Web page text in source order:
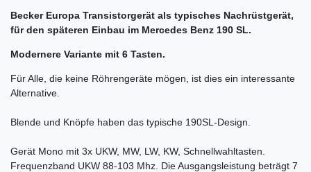
Becker Europa Transistorgerät als typisches Nachrüstgerät,
für den späteren Einbau im Mercedes Benz 190 SL.
Modernere Variante mit 6 Tasten.
Für Alle, die keine Röhrengeräte mögen, ist dies ein interessante
Alternative.
Blende und Knöpfe haben das typische 190SL-Design.
Gerät Mono mit 3x UKW, MW, LW, KW, Schnellwahltasten.
Frequenzband UKW 88-103 Mhz. Die Ausgangsleistung beträgt 7